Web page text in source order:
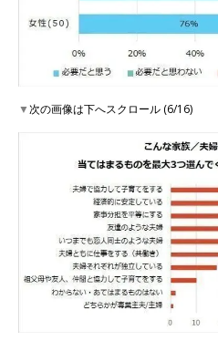
▼次の画像は下へスクロール (6/16)